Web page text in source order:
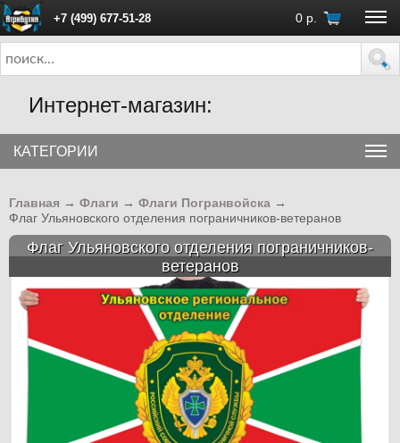
+7 (499) 677-51-28 0 р.
ПН - ПТ с 10:00 до 18:00 (Москва)
Интернет-магазин:
КАТЕГОРИИ
Главная → Флаги → Флаги Погранвойска →
Флаг Ульяновского отделения пограничников-ветеранов
Флаг Ульяновского отделения пограничников-
ветеранов